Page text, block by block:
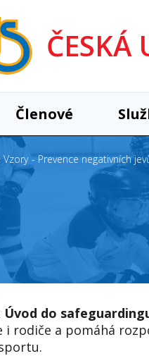
ČESKÁ
Členové
Vzory Prevence negativních
Úvod do
i rodiče a pomáhá